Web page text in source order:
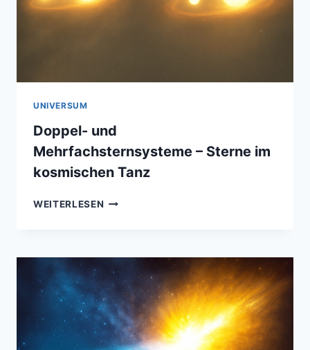
UNIVERSUM
Doppel- und
Mehrfachsternsysteme – Sterne im
kosmischen Tanz
WEITERLESEN DOPPEL-
STERNE
IM
KOSMISCHEN
TANZ